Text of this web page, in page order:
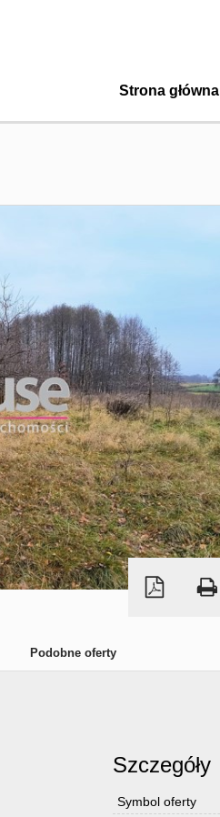
Strona główna
Podobne oferty
Szczegóły
Symbol oferty